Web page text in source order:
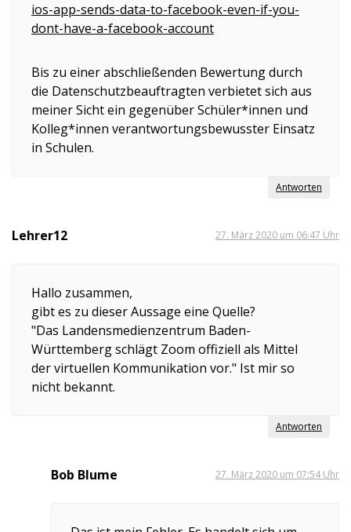
ios-app-sends-data-to-facebook-even-if-you-
dont-have-a-facebook-account
Bis zu einer abschließenden Bewertung durch
die Datenschutzbeauftragten verbietet sich aus
meiner Sicht ein gegenüber Schüler*innen und
Kolleg*innen verantwortungsbewusster Einsatz
in Schulen.
Antworten
Lehrer12 27. März 2020 um 06:47 Uhr
Hallo zusammen,
gibt es zu dieser Aussage eine Quelle?
"Das Landensmedienzentrum Baden-
Württemberg schlägt Zoom offiziell als Mittel
der virtuellen Kommunikation vor." Ist mir so
nicht bekannt.
Antworten
Bob Blume 27. März 2020 um 07:54 Uhr